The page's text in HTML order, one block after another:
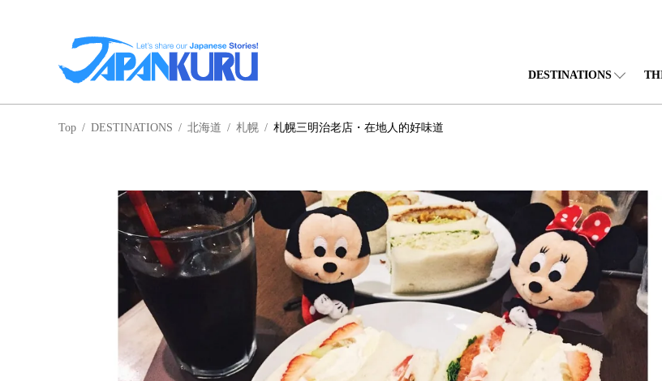
DESTINATIONS
北海道購物
Top / DESTINATIONS / 北海道 / 札幌 / 札幌三明治老店・在地人的好味道